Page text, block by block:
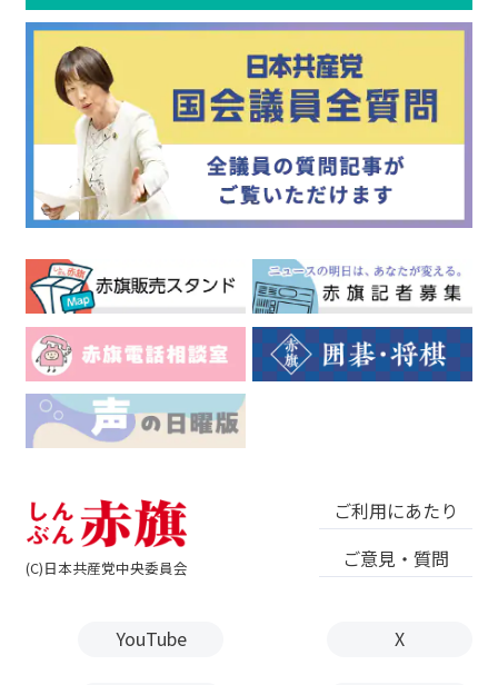
(C)日本共産党中央委員会
ご利用にあたり
ご意見・質問
YouTube X